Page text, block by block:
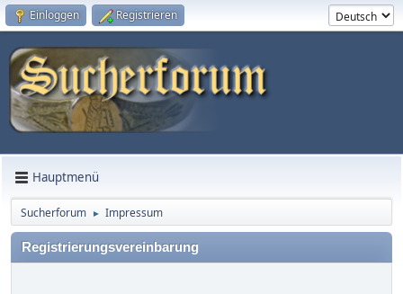
Einloggen Registrieren
Hauptmenü
Sucherforum ► Impressum
Registrierungsvereinbarung